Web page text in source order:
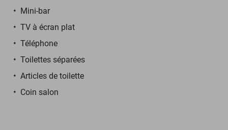
Mini-bar
TV à écran plat
Téléphone
Toilettes séparées
Articles de toilette
Coin salon